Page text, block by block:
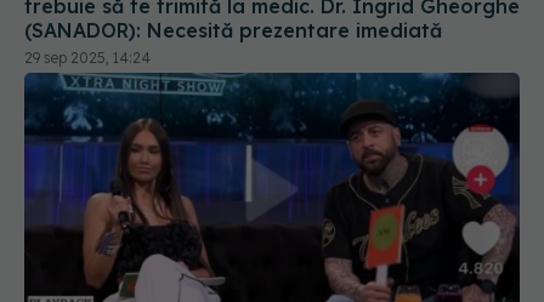
trebuie să te trimită la medic. Dr. Ingrid Gheorghe
(SANADOR): Necesită prezentare imediată
29 sep 2025, 14:24